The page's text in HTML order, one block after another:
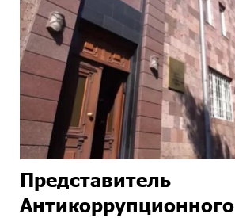
Представитель
Антикоррупционного